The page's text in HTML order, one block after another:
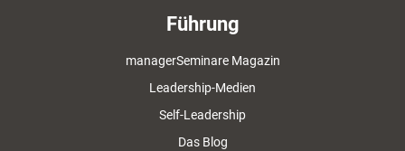
Führung
managerSeminare Magazin
Leadership-Medien
Self-Leadership
Das Blog